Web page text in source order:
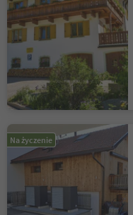
Na życzenie